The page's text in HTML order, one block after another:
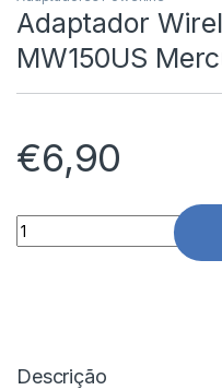
Adaptador
MW150US
€6,90
Adaptador Wireless
Descrição